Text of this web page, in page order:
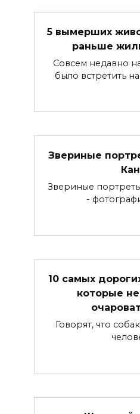
5 вымерших
раньше
Совсем недавно
было встретить
Звериные
Звериные
-
10 самых
которые
Говорят, что